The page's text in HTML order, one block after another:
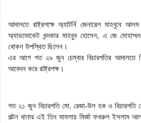
আদালতে রাষ্ট্রপক্ষে অ্যাটর্নি জেনারেল মাহবুবে
অ্যাডভোকেট খন্দকার মাহবুব হোসেন, এ জে মোহাম্মদ
খোকন উপস্থিত ছিলেন।
এর আগে গত ২৯ জুন চেম্বার বিচারপতির আদালতে
আবেদন করে রাষ্ট্রপক্ষ।
গত ২১ জুন বিচারপতি মো. রেজা-উল হক ও বিচারপতি
পল্টন থানার এই তিন মামলায় মির্জা ফখরুল ইসলাম